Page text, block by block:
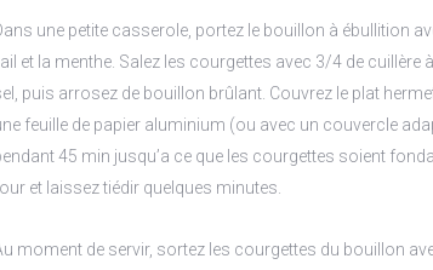
une petite casserole, portez le bouillon à ébullition
et la menthe. Salez les courgettes avec 3/4 de cuillère
puis arrosez de bouillon brûlant. Couvrez le plat
feuille de papier aluminium (ou avec un couvercle
45 min jusqu’a ce que les courgettes soient
et laissez tiédir quelques minutes.
moment de servir, sortez les courgettes du bouillon